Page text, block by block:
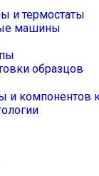
и термостаты
машины
образцов
и компонентов